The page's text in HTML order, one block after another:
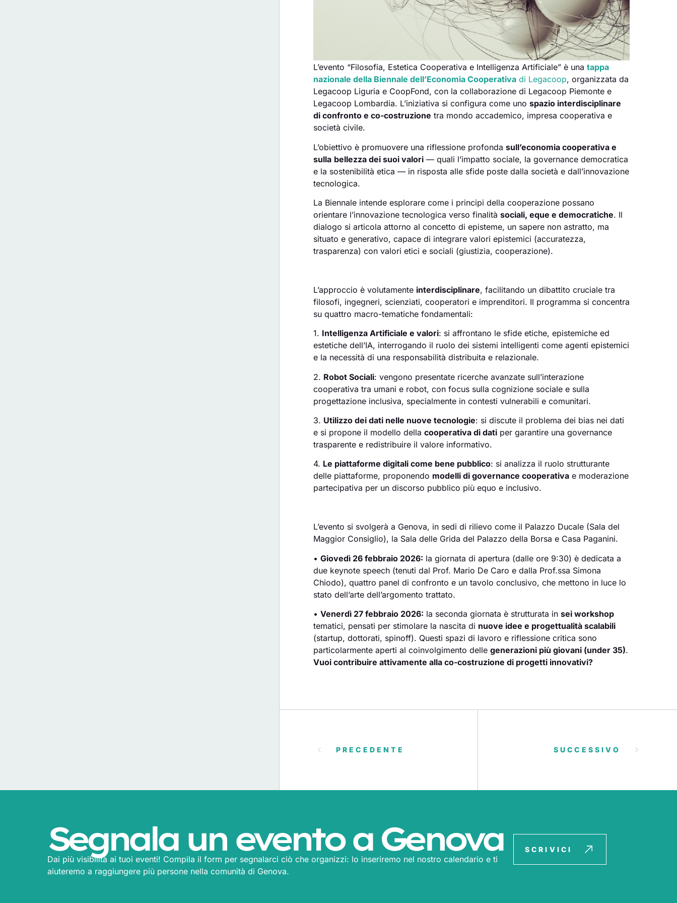
L’evento “Filosofia, Estetica Cooperativa e Intelligenza Artificiale” è una tappa
nazionale della Biennale dell’Economia Cooperativadi Legacoop, organizzata da
Legacoop Liguria e CoopFond, con la collaborazione di Legacoop Piemonte e
Legacoop Lombardia. L’iniziativa si configura come uno spazio interdisciplinare
di confronto e co-costruzione tra mondo accademico, impresa cooperativa e
società civile.
L’obiettivo è promuovere una riflessione profonda sull’economia cooperativa e
sulla bellezza dei suoi valori— quali l’impatto sociale, la governance democratica
e la sostenibilità etica — in risposta alle sfide poste dalla società e dall’innovazione
tecnologica.
La Biennale intende esplorare come i principi della cooperazione possano
orientare l’innovazione tecnologica verso finalità sociali, eque e democratiche. Il
dialogo si articola attorno al concetto di episteme, un sapere non astratto, ma
situato e generativo, capace di integrare valori epistemici (accuratezza,
trasparenza) con valori etici e sociali (giustizia, cooperazione).
L’approccio è volutamente interdisciplinare, facilitando un dibattito cruciale tra
filosofi, ingegneri, scienziati, cooperatori e imprenditori. Il programma si concentra
su quattro macro-tematiche fondamentali:
1. Intelligenza Artificiale e valori: si affrontano le sfide etiche, epistemiche ed
estetiche dell’IA, interrogando il ruolo dei sistemi intelligenti come agenti epistemici
e la necessità di una responsabilità distribuita e relazionale.
2. Robot Sociali: vengono presentate ricerche avanzate sull’interazione
cooperativa tra umani e robot, con focus sulla cognizione sociale e sulla
progettazione inclusiva, specialmente in contesti vulnerabili e comunitari.
3. Utilizzo dei dati nelle nuove tecnologie: si discute il problema dei bias nei dati
e si propone il modello della cooperativa di datiper garantire una governance
trasparente e redistribuire il valore informativo.
4. Le piattaforme digitali come bene pubblico: si analizza il ruolo strutturante
delle piattaforme, proponendo modelli di governance cooperativae moderazione
partecipativa per un discorso pubblico più equo e inclusivo.
L’evento si svolgerà a Genova, in sedi di rilievo come il Palazzo Ducale (Sala del
Maggior Consiglio), la Sala delle Grida del Palazzo della Borsa e Casa Paganini.
• Giovedì 26 febbraio 2026: la giornata di apertura (dalle ore 9:30) è dedicata a
due keynote speech (tenuti dal Prof. Mario De Caro e dalla Prof.ssa Simona
Chiodo), quattro panel di confronto e un tavolo conclusivo, che mettono in luce lo
stato dell’arte dell’argomento trattato.
• Venerdì 27 febbraio 2026: la seconda giornata è strutturata in sei workshop
tematici, pensati per stimolare la nascita di nuove idee e progettualità scalabili
(startup, dottorati, spinoff). Questi spazi di lavoro e riflessione critica sono
particolarmente aperti al coinvolgimento delle generazioni più giovani (under 35).
Vuoi contribuire attivamente alla co-costruzione di progetti innovativi?
PRECEDENTE SUCCESSIVO
Segnala un evento a Genova
Dai più visibilità ai tuoi eventi! Compila il form per segnalarci ciò che organizzi: lo inseriremo nel nostro calendario e ti
aiuteremo a raggiungere più persone nella comunità di Genova.
SCRIVICI